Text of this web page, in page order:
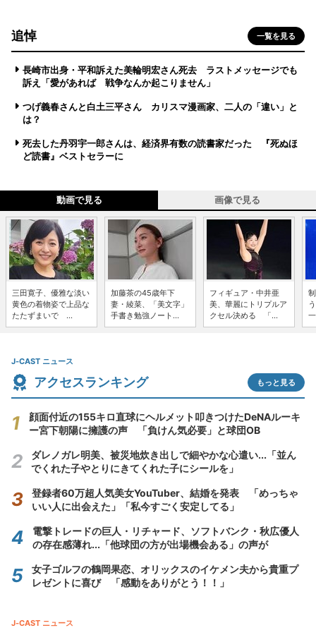
追悼 一覧を見る
長崎市出身・平和訴えた美輪明宏さん死去 ラストメッセージでも
訴え「愛があれば 戦争なんか起こりません」
つげ義春さんと白土三平さん カリスマ漫画家、二人の「違い」と
は？
死去した丹羽宇一郎さんは、経済界有数の読書家だった 『死ぬほ
ど読書』ベストセラーに
動画で見る 画像で見る
三田寛子、優雅な淡い
黄色の着物姿で上品な
たたずまいで ...
加藤茶の45歳年下
妻・綾菜、「美文字」
手書き勉強ノート...
フィギュア・中井亜
美、華麗にトリプルア
クセル決める 「...
J-CAST ニュース
アクセスランキング もっと見る
顔面付近の155キロ直球にヘルメット叩きつけたDeNAルーキ
ー宮下朝陽に擁護の声 「負けん気必要」と球団OB
ダレノガレ明美、被災地炊き出しで細やかな心遣い...「並ん
でくれた子やとりにきてくれた子にシールを」
登録者60万超人気美女YouTuber、結婚を発表 「めっちゃ
いい人に出会えた」「私今すごく安定してる」
電撃トレードの巨人・リチャード、ソフトバンク・秋広優人
の存在感薄れ...「他球団の方が出場機会ある」の声が
女子ゴルフの鶴岡果恋、オリックスのイケメン夫から貴重プ
レゼントに喜び 「感動をありがとう！！」
J-CAST ニュース